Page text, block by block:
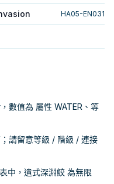
HA05-EN031
數值為 屬性 WATER、等
請留意等級 / 階級 / 連接
中，遺式深淵鮫 為無限